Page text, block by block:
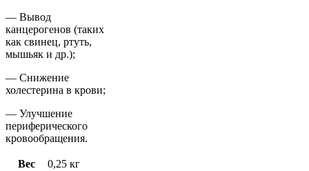
— Вывод
канцерогенов (таких
как свинец, ртуть,
мышьяк и др.);
— Снижение
холестерина в крови;
— Улучшение
периферического
кровообращения.
Вес 0,25 кг